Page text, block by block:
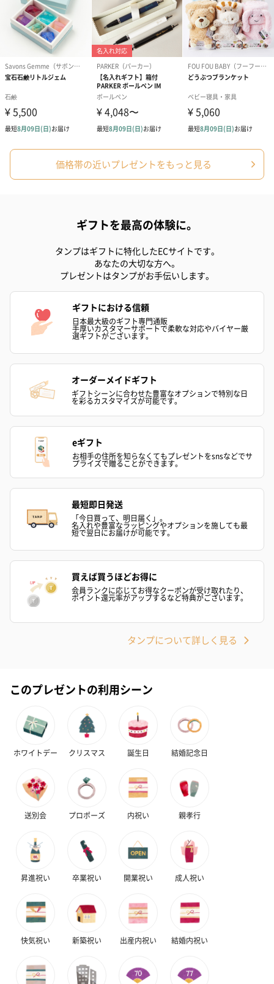
社会福祉法人施設との連携
クレイは金属に触れると、性質が変化してしまう繊細な素材。そ
のため、袋への封入作業は、正確で丁寧な作業を行われるという
観点で、社会福祉施設の皆さんにお願いし、手作業で行っていま
す。「CLAYD」では、商品の品質追求とともに、健全な経済の循
環をつくることも大切に考えられています。
大切な方の身体を気遣うギフトを贈りませんか？
かけてね」そんな想いが伝わる「CLAYD」の入浴剤は、性別年代
問わず喜ばれる逸品。WEEK BOOKは、ブック型のおしゃれなパッ
ケージに入っているので、大切な記念日のギフトにぴったりで
す。毎日忙しく過ごす方への贈り物にもおすすめの”癒し”のプレ
商品詳細情報
内容量
縦14.5cm×横12.0cm×高さ6.0cm
成分
モンモリロナイト
原産国
商品オプション情報
お届けボックスオプション
配送用のダンボールを装飾いたします。お相手のご住所に直接お
送りする際に人気のオプションです。お相手に直接手渡しする場
合は、紙袋との併用もおすすめです。
わり）（720円）
ーリップ）（720円）
紙袋
商品に合わせたサイズをお届けします。
あり（280円）
誕生日や結婚祝い・出産祝いなど、様々なシーンのメッセージカ
価格帯の近いプレゼントをもっと見る
ギフトを最高の体験に。
タンプはギフトに特化したECサイトです。
あなたの大切な方へ。
プレゼントはタンプがお手伝いします。
ギフトにおける信頼
日本最大級のギフト専門通販
手厚いカスタマーサポートで柔軟な対応やバイヤー厳
選ギフトがございます。
オーダーメイドギフト
ギフトシーンに合わせた豊富なオプションで特別な日
を彩るカスタマイズが可能です。
eギフト
お相手の住所を知らなくてもプレゼントをsnsなどでサ
プライズで贈ることができます。
最短即日発送
「今日買って、明日届く」。
名入れや豊富なラッピングやオプションを施しても最
短で翌日にお届けが可能です。
買えば買うほどお得に
会員ランクに応じてお得なクーポンが受け取れたり、
ポイント還元率がアップするなど特典がございます。
タンプについて詳しく見る
このプレゼントの利用シーン
ホワイトデー クリスマス 誕生日 結婚記念日
送別会 プロポーズ 内祝い 親孝行
昇進祝い 卒業祝い 開業祝い 成人祝い
快気祝い 新築祝い 出産内祝い 結婚内祝い